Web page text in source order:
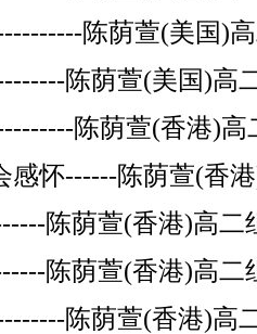
陈荫萱(美国)
陈荫萱(美国)高
陈荫萱(香港)高
感怀------陈荫萱(香
陈荫萱(香港)高二
陈荫萱(香港)高二
陈荫萱(香港)高